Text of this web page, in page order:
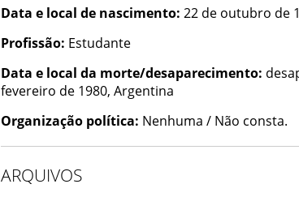
Data e local de nascimento: 22 de outubro de
Profissão: Estudante
Data e local da morte/desaparecimento:
fevereiro de 1980, Argentina
Organização política: Nenhuma / Não consta.
ARQUIVOS